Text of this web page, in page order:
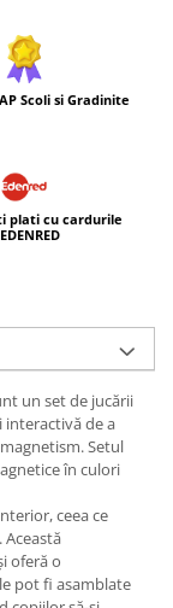
Scoli si Gradinite
plati cu cardurile
EDENRED
un set de jucării
interactivă de a
Setul
în culori
ceea ce
Această
oferă o
pot fi asamblate